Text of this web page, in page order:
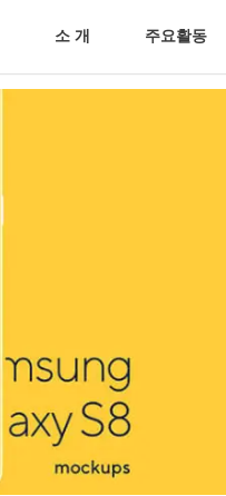
소 개 주요활동